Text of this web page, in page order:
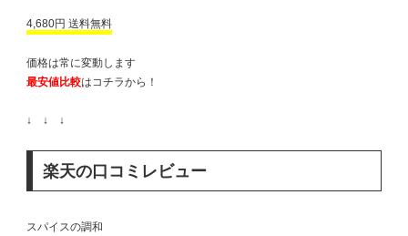
4,680円 送料無料
価格は常に変動します
最安値比較はコチラから！
↓ ↓ ↓
楽天の口コミレビュー
スパイスの調和